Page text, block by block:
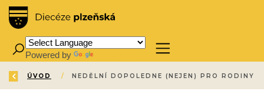
Powered by
ZPĚT
ÚVOD /